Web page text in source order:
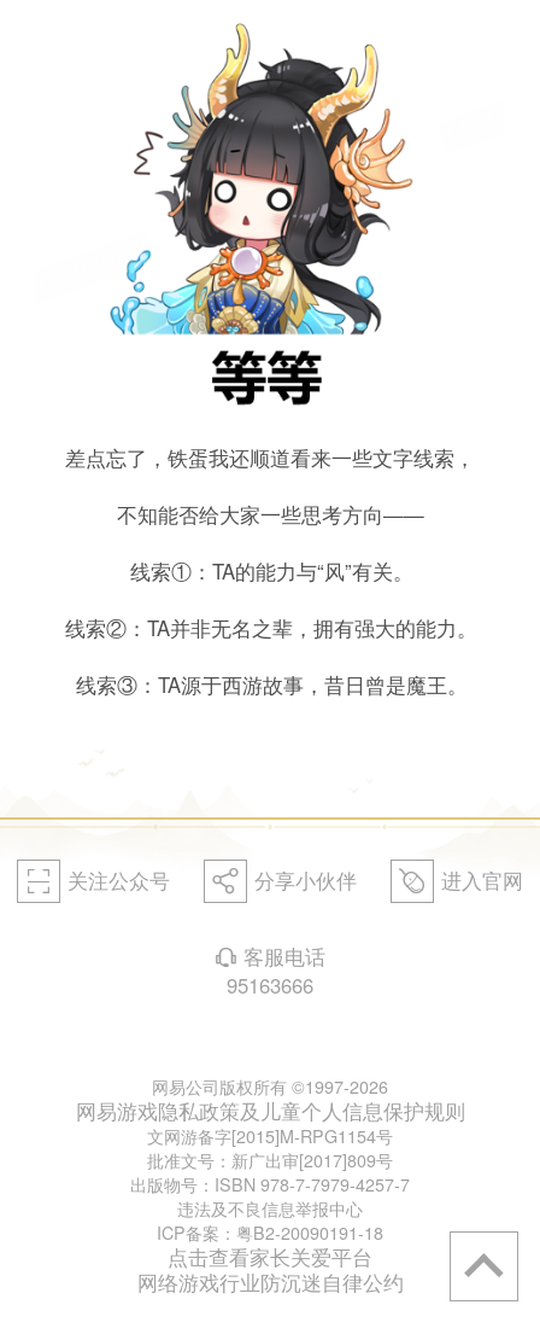
差点忘了，铁蛋我还顺道看来一些文字线索，
不知能否给大家一些思考方向——
线索①：TA的能力与“风”有关。
线索②：TA并非无名之辈，拥有强大的能力。
线索③：TA源于西游故事，昔日曾是魔王。
򰀁 关注公众号 򰀂 分享小伙伴 򰀄 进入官网
򰀃 客服电话
95163666
网易公司版权所有 ©1997-2026
网易游戏隐私政策及儿童个人信息保护规则
文网游备字[2015]M-RPG1154号
批准文号：新广出审[2017]809号
出版物号：ISBN 978-7-7979-4257-7
违法及不良信息举报中心
ICP备案：粤B2-20090191-18
点击查看家长关爱平台
网络游戏行业防沉迷自律公约